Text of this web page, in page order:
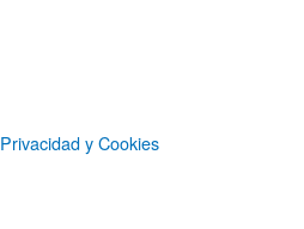
que revela todo lo que un sitio web
Privacidad y Cookies